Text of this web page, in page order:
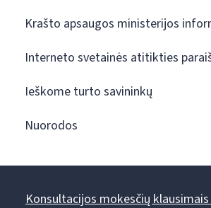
Krašto apsaugos ministerijos
Interneto svetainės atitikties
Ieškome turto savininkų
Nuorodos
Konsultacijos mokesčių